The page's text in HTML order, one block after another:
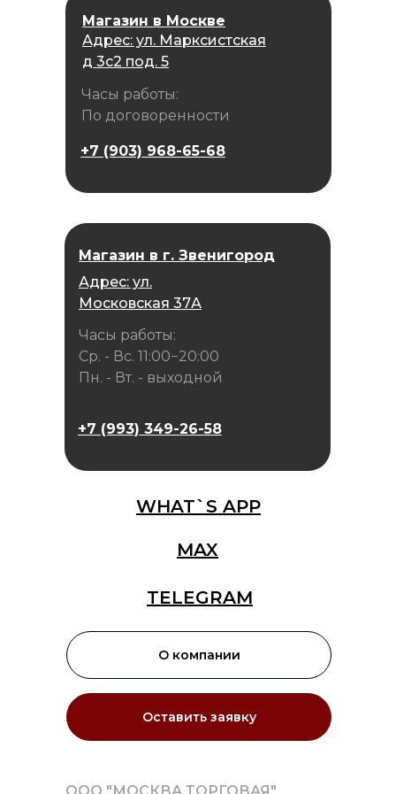
Оставить заявку
Магазин в Москве
Адрес: ул. Марксистская
д 3с2 под. 5
Часы работы:
По договоренности
О компании
MAX
TELEGRAM
WHAT`S APP
Часы работы:
Ср. - Вс. 11:00−20:00
Пн. - Вт. - выходной
Магазин в г. Звенигород
Адрес: ул.
Московская 37А
+7 (993) 349-26-58
+7 (903) 968-65-68